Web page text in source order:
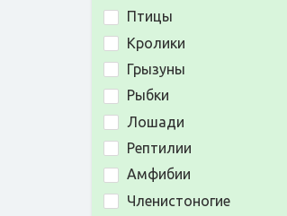
Птицы
Кролики
Грызуны
Рыбки
Лошади
Рептилии
Амфибии
Членистоногие